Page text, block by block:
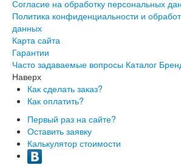
Согласие на обработку персональных
Политика конфиденциальности и
данных
Карта сайта
Гарантии
Часто задаваемые вопросы Каталог
Наверх
Как сделать заказ?
Как оплатить?
Первый раз на сайте?
Оставить заявку
Калькулятор стоимости